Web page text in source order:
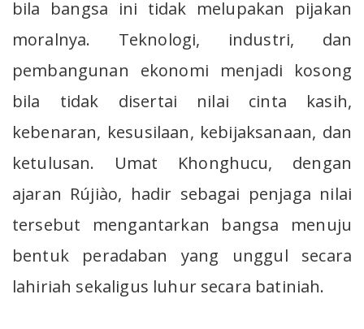
bila bangsa ini tidak melupakan pijakan
moralnya. Teknologi, industri, dan
pembangunan ekonomi menjadi kosong
bila tidak disertai nilai cinta kasih,
kebenaran, kesusilaan, kebijaksanaan, dan
ketulusan. Umat Khonghucu, dengan
ajaran Rújiào, hadir sebagai penjaga nilai
tersebut mengantarkan bangsa menuju
bentuk peradaban yang unggul secara
lahiriah sekaligus luhur secara batiniah.